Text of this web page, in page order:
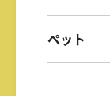
ペット